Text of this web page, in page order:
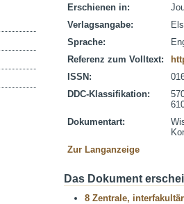
Erschienen in:
Verlagsangabe:
Sprache:
Referenz zum Volltext:
ISSN:
DDC-Klassifikation:
Dokumentart:
Zur Langanzeige
Das Dokument
8 Zentrale,